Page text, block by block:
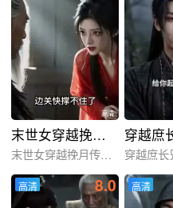
高清
末世女穿越挽月传！第二季
末世女穿越挽月传！第二季
8.0
高清
高清 高清
高清